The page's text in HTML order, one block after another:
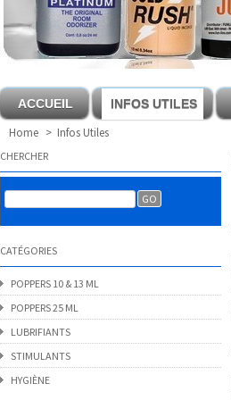
ACCUEIL INFOS UTILES
Home > Infos Utiles
CHERCHER
CATÉGORIES
POPPERS 10 & 13 ML
POPPERS 25 ML
LUBRIFIANTS
STIMULANTS
HYGIÈNE